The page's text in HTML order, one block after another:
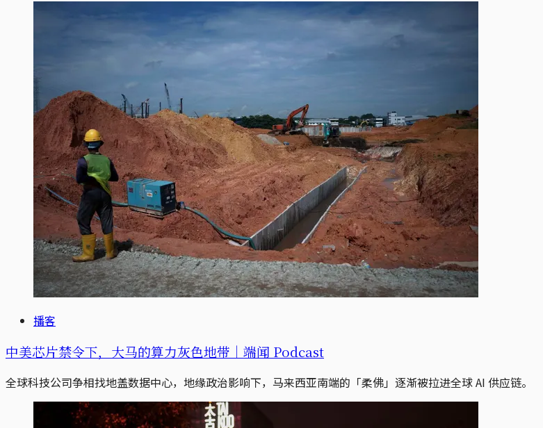
播客
中美芯片禁令下，大马的算力灰色地带｜端闻 Podcast
全球科技公司争相找地盖数据中心，地缘政治影响下，马来西亚南端的「柔佛」逐渐被拉进全球 AI 供应链。